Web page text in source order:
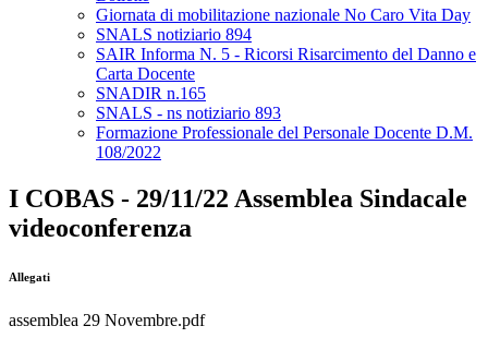
Giornata di mobilitazione nazionale No Caro Vita Day
SNALS notiziario 894
SAIR Informa N. 5 - Ricorsi Risarcimento del Danno e
Carta Docente
SNADIR n.165
SNALS - ns notiziario 893
Formazione Professionale del Personale Docente D.M.
108/2022
I COBAS - 29/11/22 Assemblea Sindacale
videoconferenza
Allegati
assemblea 29 Novembre.pdf